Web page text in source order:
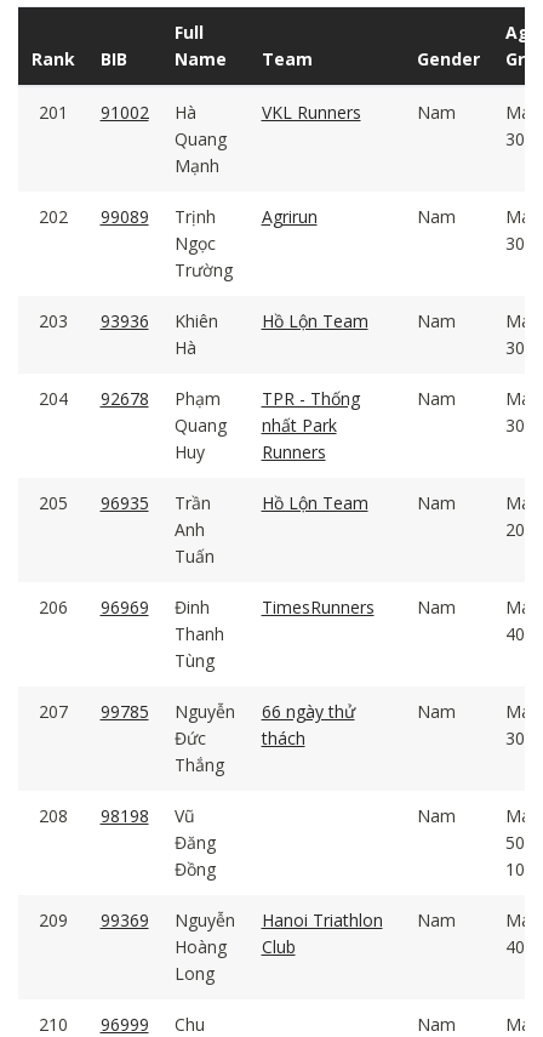
Rank BIB
Full
Name
Team Gender
Age
201 91002
Hà
Quang
Mạnh
VKL Runners Nam
Male
30 -
202 99089
Trịnh
Ngọc
Trường
Agrirun Nam
Male
30 -
203 93936
Khiên
Hà
Hồ Lộn Team Nam
Male
30 -
204 92678
Phạm
Quang
Huy
TPR - Thống
nhất Park
Runners
Nam
Male
30 -
205 96935
Trần
Anh
Tuấn
Hồ Lộn Team Nam
Male
20 -
206 96969
Đinh
Thanh
Tùng
TimesRunners Nam
Male
40 -
207 99785
Nguyễn
Đức
Thắng
66 ngày thử
thách
Nam
Male
30 -
208 98198
Vũ
Đăng
Đồng
Nam
Male
50 -
100
209 99369
Nguyễn
Hoàng
Long
Hanoi Triathlon
Club
Nam
Male
40 -
210 96999
Chu
Nam
Male